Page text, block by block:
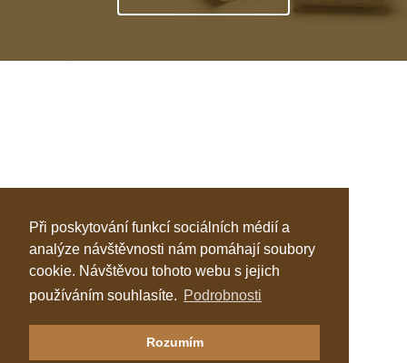
Při poskytování funkcí sociálních médií a
analýze návštěvnosti nám pomáhají soubory
cookie. Návštěvou tohoto webu s jejich
používáním souhlasíte. Podrobnosti
Rozumím
Klastr Česká peleta
Katalog topenářů